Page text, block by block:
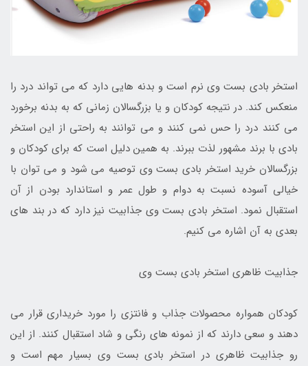
استخر بادی بست وی نرم است و بدنه هایی دارد که می تواند درد را
منعکس کند. در نتیجه کودکان و یا بزرگسالان زمانی که به بدنه برخورد
می کنند درد را حس نمی کنند و می توانند به راحتی از این استخر
بادی با برند مشهور لذت ببرند. به همین دلیل است که برای کودکان و
بزرگسالان خرید استخر بادی بست وی توصیه می شود و می توان با
خیالی آسوده نسبت به دوام و طول عمر و استاندارد بودن از آن
استقبال نمود. استخر بادی بست وی جذابیت نیز دارد که در بند های
بعدی به آن اشاره می کنیم.
جذابیت ظاهری استخر بادی بست وی
کودکان همواره محصولات جذاب و فانتزی را مورد خریداری قرار می
دهند و سعی دارند که از نمونه های رنگی و شاد استقبال کنند. از این
رو جذابیت ظاهری در استخر بادی بست وی بسیار مهم است و